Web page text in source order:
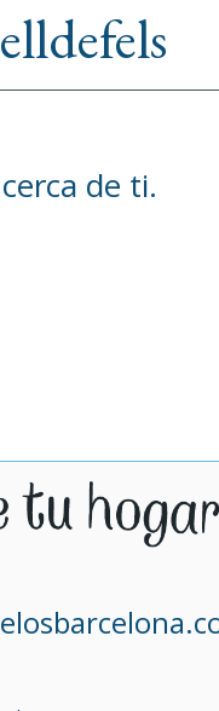
de ti.